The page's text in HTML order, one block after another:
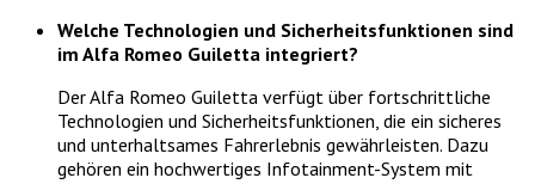
Welche Technologien und Sicherheitsfunktionen sind
im Alfa Romeo Guiletta integriert?
Der Alfa Romeo Guiletta verfügt über fortschrittliche
Technologien und Sicherheitsfunktionen, die ein sicheres
und unterhaltsames Fahrerlebnis gewährleisten. Dazu
gehören ein hochwertiges Infotainment-System mit